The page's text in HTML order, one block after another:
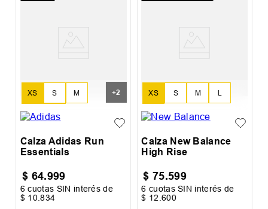
S
L
M
XL
XS +2
Calza Adidas Run
Essentials
$ 64.999
6 cuotas SIN interés de
$ 10 .834
S L
M
XL
XS
Calza New Balance
High Rise
$ 75.599
6 cuotas SIN interés de
$ 12 600